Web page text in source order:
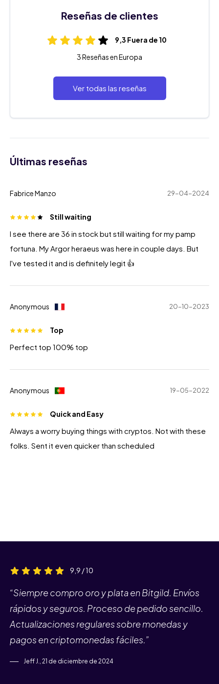
Reseñas de clientes
9,3 Fuera de 10
3 Reseñas en Europa
Ver todas las reseñas
Últimas reseñas
Fabrice Manzo 29-04-2024
Still waiting
I see there are 36 in stock but still waiting for my pamp
fortuna. My Argor heraeus was here in couple days. But
I've tested it and is definitely legit 👍
Anonymous 20-10-2023
Top
Perfect top 100% top
Anonymous 19-05-2022
Quick and Easy
Always a worry buying things with cryptos. Not with these
folks. Sent it even quicker than scheduled
9,9 / 10
“Siempre compro oro y plata en Bitgild. Envíos
rápidos y seguros. Proceso de pedido sencillo.
Actualizaciones regulares sobre monedas y
pagos en criptomonedas fáciles.”
Jeff J., 21 de diciembre de 2024